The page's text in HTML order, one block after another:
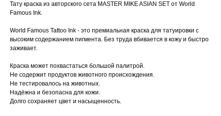
Тату краска из авторского сета MASTER MIKE ASIAN SET от World
Famous Ink.
World Famous Tattoo Ink - это премиальная краска для татуировки с
высоким содержанием пигмента. Без труда вбивается в кожу и быстро
заживает.
Краска может похвастаться большой палитрой.
Не содержит продуктов животного происхождения.
Не тестировалось на животных.
Надёжна и безопасна для кожи.
Долго сохраняет цвет и насыщенность.